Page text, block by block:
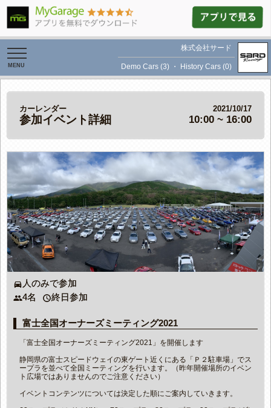
toggle
navigation
株式会社サード
Demo Cars (3) ・ History Cars (0)
カーレンダー 2021/10/17
参加イベント詳細 10:00 ~ 16:00
directions_car 人のみで参加
people4名 access_time終日参加
富士全国オーナーズミーティング2021
「富士全国オーナーズミーティング2021」を開催します
静岡県の富士スピードウェイの東ゲート近くにある「Ｐ２駐車場」でス
ープラを並べて全国ミーティングを行います。（昨年開催場所のイベン
ト広場ではありませんのでご注意ください）
イベントコンテンツについては決定した順にご案内していきます。